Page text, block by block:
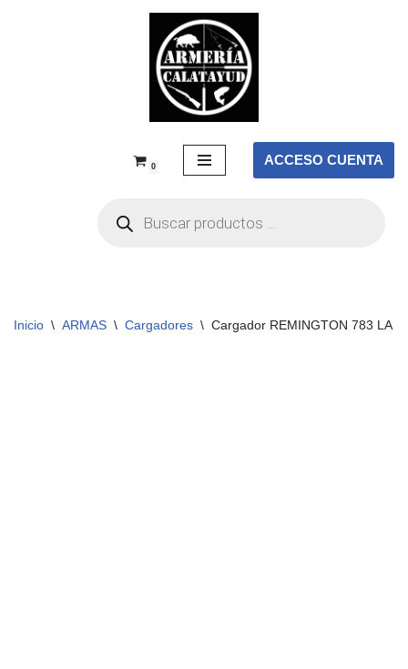
0 ACCESO CUENTA
Inicio \ ARMAS \ Cargadores \ Cargador REMINGTON 783 LA